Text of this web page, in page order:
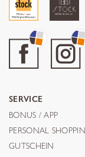
SERVICE
BONUS / APP
PERSONAL
GUTSCHEIN